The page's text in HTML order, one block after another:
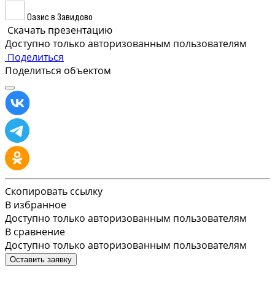
Оазис в Завидово
Скачать презентацию
Доступно только авторизованным пользователям
Поделиться
Поделиться объектом
Скопировать ссылку
В избранное
Доступно только авторизованным пользователям
В сравнение
Доступно только авторизованным пользователям
Оставить заявку